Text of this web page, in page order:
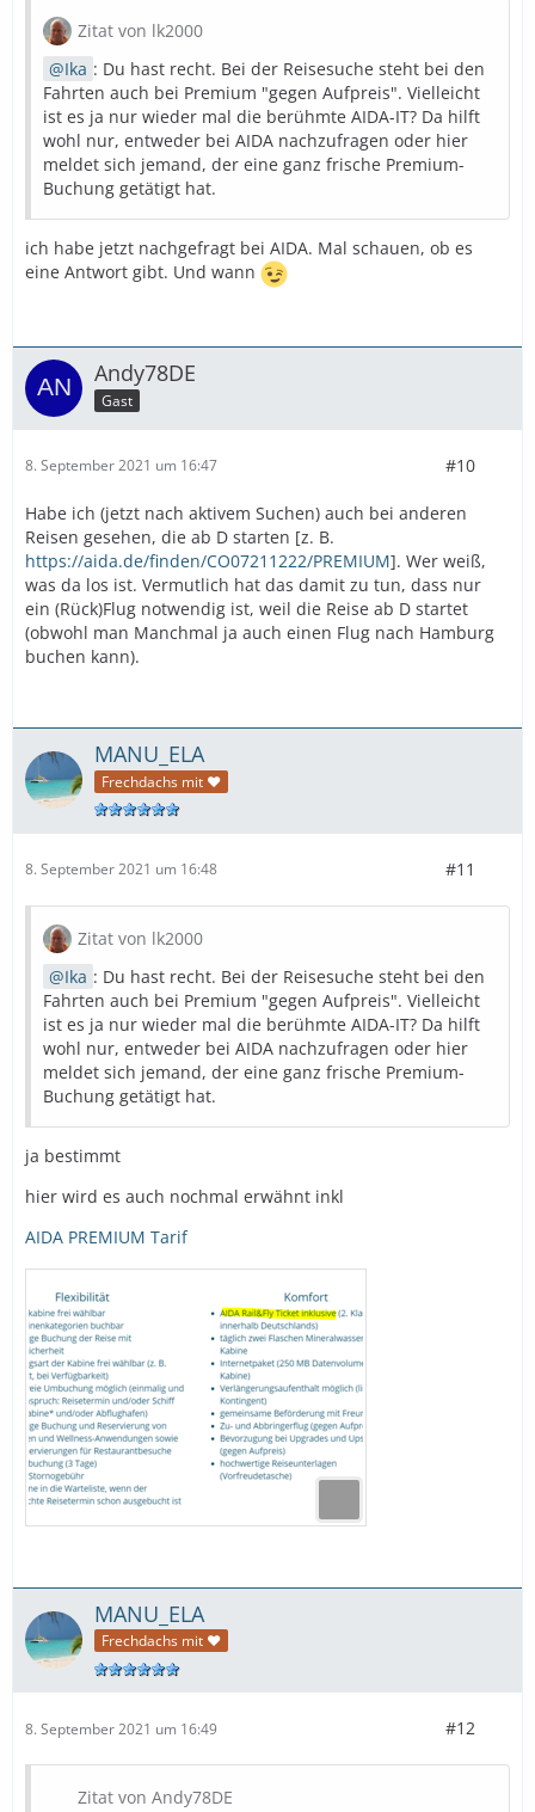
Zitat von lk2000
Ika : Du hast recht. Bei der Reisesuche steht bei den
Fahrten auch bei Premium "gegen Aufpreis". Vielleicht
ist es ja nur wieder mal die berühmte AIDA-IT? Da hilft
wohl nur, entweder bei AIDA nachzufragen oder hier
meldet sich jemand, der eine ganz frische Premium-
Buchung getätigt hat.
ich habe jetzt nachgefragt bei AIDA. Mal schauen, ob es
eine Antwort gibt. Und wann
Andy78DE
Gast
8. September 2021 um 16:47 #10
Habe ich (jetzt nach aktivem Suchen) auch bei anderen
Reisen gesehen, die ab D starten [z. B.
https://aida.de/finden/CO07211222/PREMIUM]. Wer weiß,
was da los ist. Vermutlich hat das damit zu tun, dass nur
ein (Rück)Flug notwendig ist, weil die Reise ab D startet
(obwohl man Manchmal ja auch einen Flug nach Hamburg
buchen kann).
MANU_ELA
Frechdachs mit ❤
8. September 2021 um 16:48 #11
Zitat von lk2000
Ika : Du hast recht. Bei der Reisesuche steht bei den
Fahrten auch bei Premium "gegen Aufpreis". Vielleicht
ist es ja nur wieder mal die berühmte AIDA-IT? Da hilft
wohl nur, entweder bei AIDA nachzufragen oder hier
meldet sich jemand, der eine ganz frische Premium-
Buchung getätigt hat.
ja bestimmt
hier wird es auch nochmal erwähnt inkl
AIDA PREMIUM Tarif
MANU_ELA
Frechdachs mit ❤
8. September 2021 um 16:49 #12
Zitat von Andy78DE